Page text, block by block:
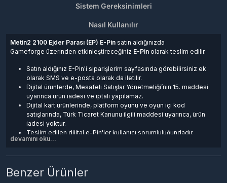
Sistem Gereksinimleri
Nasıl Kullanılır
Metin2 2100 Ejder Parası (EP) E-Pin satın aldığınızda
Gameforge üzerinden etkinleştireceğiniz E-Pin olarak teslim edilir.
Satın aldığınız E-Pin'i siparişlerim sayfasında görebilirsiniz ek
olarak SMS ve e-posta olarak da iletilir.
Dijital ürünlerde, Mesafeli Satışlar Yönetmeliği’nin 15. maddesi
uyarınca ürün iadesi ve iptali yapılamaz.
Dijital kart ürünlerinde, platform oyunu ve oyun içi kod
satışlarında, Türk Ticaret Kanunu ilgili maddesi uyarınca, ürün
iadesi yoktur.
Teslim edilen dijital e-Pin'ler kullanıcı sorumluluğundadır.
Dijital ürünler kargo veya posta yolu ile gönderilmez.
edilen ürün anahtarını aktif ederek Oyun/Hizmetleri cihazınıza
indirmeniz gerekir.
devamını oku...
Benzer Ürünler